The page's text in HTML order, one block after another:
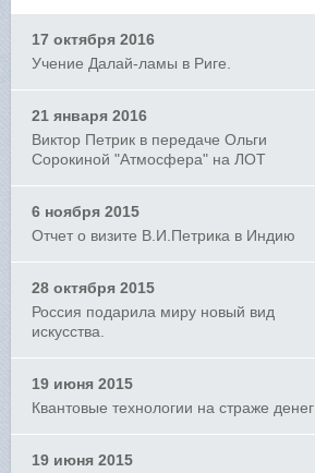
17 октября 2016
Учение Далай-ламы в Риге.
21 января 2016
Виктор Петрик в передаче Ольги
Сорокиной "Атмосфера" на ЛОТ
6 ноября 2015
Отчет о визите В.И.Петрика в Индию
28 октября 2015
Россия подарила миру новый вид
искусства.
19 июня 2015
Квантовые технологии на страже денег
19 июня 2015